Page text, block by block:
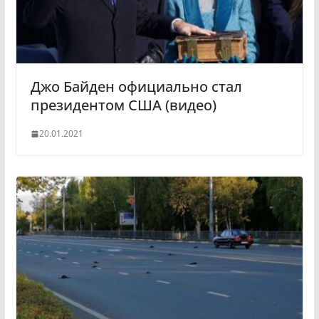
Джо Байден официально стал
президентом США (видео)
20.01.2021